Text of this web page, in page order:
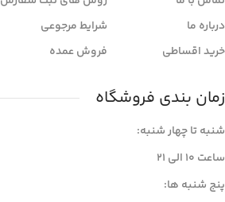
درباره ما
خرید اقساطی
شرایط مرجوعی
فروش عمده
زمان بندی فروشگاه
شنبه تا چهار شنبه:
ساعت ۱۰ الی ۲۱
پنج شنبه ها: